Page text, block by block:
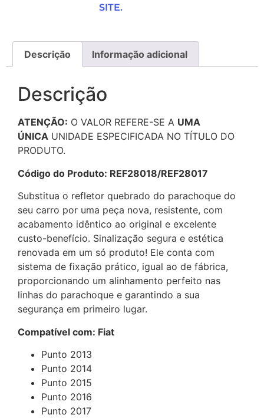
SITE.
Descrição Informação adicional
Descrição
ATENÇÃO: O VALOR REFERE-SE A UMA
ÚNICA UNIDADE ESPECIFICADA NO TÍTULO DO
PRODUTO.
Código do Produto: REF28018/REF28017
Substitua o refletor quebrado do parachoque do
seu carro por uma peça nova, resistente, com
acabamento idêntico ao original e excelente
custo-benefício. Sinalização segura e estética
renovada em um só produto! Ele conta com
sistema de fixação prático, igual ao de fábrica,
proporcionando um alinhamento perfeito nas
linhas do parachoque e garantindo a sua
segurança em primeiro lugar.
Compatível com: Fiat
Punto 2013
Punto 2014
Punto 2015
Punto 2016
Punto 2017